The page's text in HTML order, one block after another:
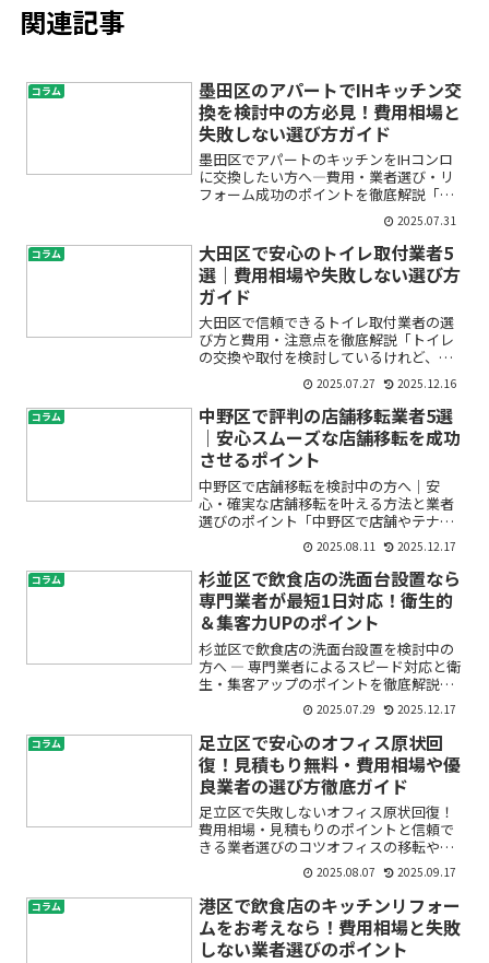
関連記事
コラム
墨田区のアパートでIHキッチン交
換を検討中の方必見！費用相場と
失敗しない選び方ガイド
墨田区でアパートのキッチンをIHコンロ
に交換したい方へ―費用・業者選び・リ
フォーム成功のポイントを徹底解説「ア
パートのキッチンをIHに交換してみたい
けど、費用や工事内容が気になる」「ガ
スコンロからIHに変えて、本当に使い勝
手や安全性はどうな...
2025.07.31
コラム
大田区で安心のトイレ取付業者5
選｜費用相場や失敗しない選び方
ガイド
大田区で信頼できるトイレ取付業者の選
び方と費用・注意点を徹底解説「トイレ
の交換や取付を検討しているけれど、何
から始めればいいのかわからない」「費
用や業者選びに不安がある」「トイレの
リフォームで失敗したくない」――こん
なお悩みをお持ちではあり...
2025.07.27 2025.12.16
コラム
中野区で評判の店舗移転業者5選
｜安心スムーズな店舗移転を成功
させるポイント
中野区で店舗移転を検討中の方へ｜安
心・確実な店舗移転を叶える方法と業者
選びのポイント「中野区で店舗やテナン
トの移転を考えているけれど、どの移転
業者に頼めば良いの？」「店舗移転の費
用や手順が全く分からなくて不安…」
「失敗したくないけど、何から...
2025.08.11 2025.12.17
コラム
杉並区で飲食店の洗面台設置なら
専門業者が最短1日対応！衛生的
＆集客力UPのポイント
杉並区で飲食店の洗面台設置を検討中の
方へ ― 専門業者によるスピード対応と衛
生・集客アップのポイントを徹底解説
「お店の洗面台が古くてお客様に不便を
かけていないか心配…」「衛生面をもっ
と強化したい」「杉並区で、できるだけ
早く洗面台を設置・リフ...
2025.07.29 2025.12.17
コラム
足立区で安心のオフィス原状回
復！見積もり無料・費用相場や優
良業者の選び方徹底ガイド
足立区で失敗しないオフィス原状回復！
費用相場・見積もりのポイントと信頼で
きる業者選びのコツオフィスの移転や退
去で「原状回復」が必要になったとき、
「費用がどれくらいかかる？」「どこに
頼めば安心？」「見積もりはどう比べ
る？」など、さまざまな不安...
2025.08.07 2025.09.17
コラム
港区で飲食店のキッチンリフォー
ムをお考えなら！費用相場と失敗
しない業者選びのポイント